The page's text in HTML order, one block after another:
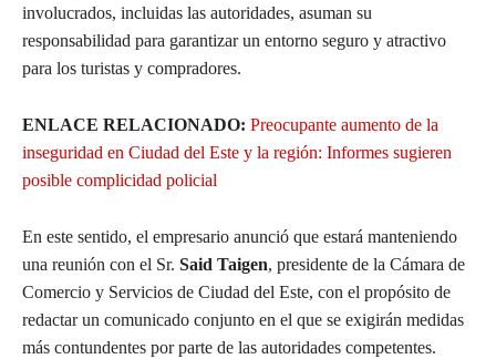
involucrados, incluidas las autoridades, asuman su
responsabilidad para garantizar un entorno seguro y atractivo
para los turistas y compradores.
ENLACE RELACIONADO: Preocupante aumento de la
inseguridad en Ciudad del Este y la región: Informes sugieren
posible complicidad policial
En este sentido, el empresario anunció que estará manteniendo
una reunión con el Sr. Said Taigen, presidente de la Cámara de
Comercio y Servicios de Ciudad del Este, con el propósito de
redactar un comunicado conjunto en el que se exigirán medidas
más contundentes por parte de las autoridades competentes.